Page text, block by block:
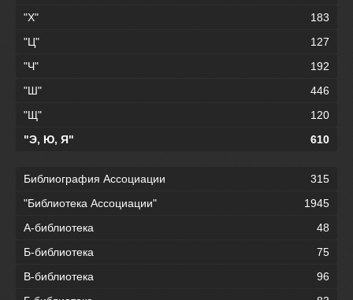
"Х"
183
"Ц"
127
"Ч"
192
"Ш"
446
"Щ"
120
"Э, Ю, Я"
610
Библиография Ассоциации
315
"Библиотека Ассоциации"
1945
А-библиотека
48
Б-библиотека
75
В-библиотека
96